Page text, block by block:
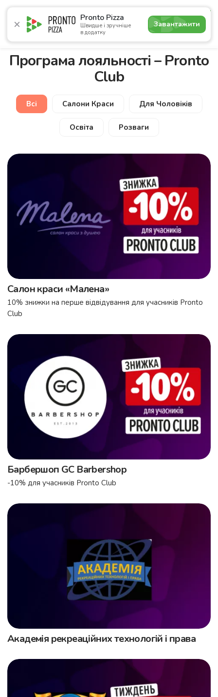
Pronto Pizza
Швидше і зручніше
в додатку
Завантажити
5.0
Акції Піца Суші Сети Бургери Комбо
Програма лояльності – Pronto
Club
Всі Салони Краси Для Чоловіків
Освіта Розваги
Салон краси «Малена»
10% знижки на перше відвідування для учасників Pronto
Club
Барбершоп GC Barbershop
-10% для учасників Pronto Club
Академія рекреаційних технологій і права